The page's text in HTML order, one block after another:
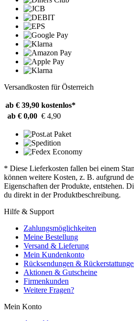
Versandkosten für Österreich
ab € 39,90 kostenlos*
ab € 0,00 € 4,90
* Diese Lieferkosten fallen bei einem
können weitere Kosten, z. B. aufgrund
Eigenschaften der Produkte, entstehen.
du direkt in der Produktbeschreibung.
Hilfe & Support
Zahlungsmöglichkeiten
Meine Bestellung
Versand & Lieferung
Mein Kundenkonto
Rücksendungen &
Aktionen & Gutscheine
Firmenkunden
Weitere Fragen?
Mein Konto